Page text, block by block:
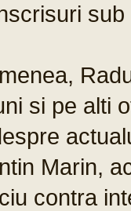
si pe alti
Marin,
contra